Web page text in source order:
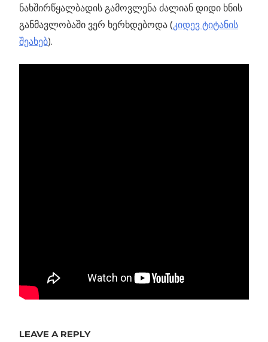
ნახშირწყალბადის გამოვლენა ძალიან დიდი ხნის
განმავლობაში ვერ ხერხდებოდა (კიდევ ტიტანის
შეახებ).
Previous
LEAVE A REPLY